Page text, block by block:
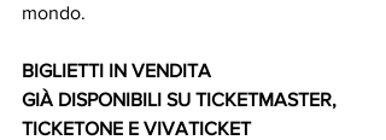
mondo.
BIGLIETTI IN VENDITA
GIÀ DISPONIBILI SU TICKETMASTER,
TICKETONE E VIVATICKET